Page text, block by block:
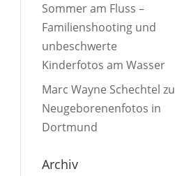
Sommer am Fluss –
Familienshooting und
unbeschwerte
Kinderfotos am Wasser
Marc Wayne Schechtel zu
Neugeborenenfotos in
Dortmund
Archiv